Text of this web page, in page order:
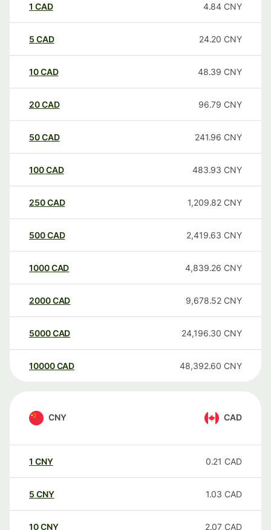
1 CAD 4.84 CNY
5 CAD 24.20 CNY
10CAD 48.39 CNY
20CAD 96.79 CNY
50CAD 241.96 CNY
100CAD 483.93 CNY
250CAD 1,209.82 CNY
500CAD 2,419.63 CNY
1000CAD 4,839.26 CNY
2000CAD 9,678.52 CNY
5000CAD 24,196.30 CNY
10000 CAD 48,392.60 CNY
CNY CAD
1 CNY 0.21 CAD
5 CNY 1.03 CAD
10CNY 2.07 CAD